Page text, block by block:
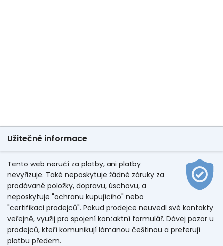
Užitečné informace
Tento web neručí za platby, ani platby
nevyřizuje. Také neposkytuje žádné záruky za
prodávané položky, dopravu, úschovu, a
neposkytuje "ochranu kupujícího" nebo
"certifikaci prodejců". Pokud prodejce neuvedl své kontakty
veřejně, využij pro spojení kontaktní formulář. Dávej pozor u
prodejců, kteří komunikují lámanou češtinou a preferují
platbu předem.